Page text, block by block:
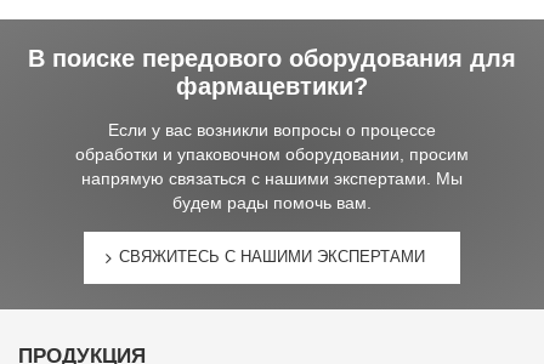
В поиске передового оборудования для
фармацевтики?
Если у вас возникли вопросы о процессе
обработки и упаковочном оборудовании, просим
напрямую связаться с нашими экспертами. Мы
будем рады помочь вам.
СВЯЖИТЕСЬ С НАШИМИ ЭКСПЕРТАМИ
ПРОДУКЦИЯ